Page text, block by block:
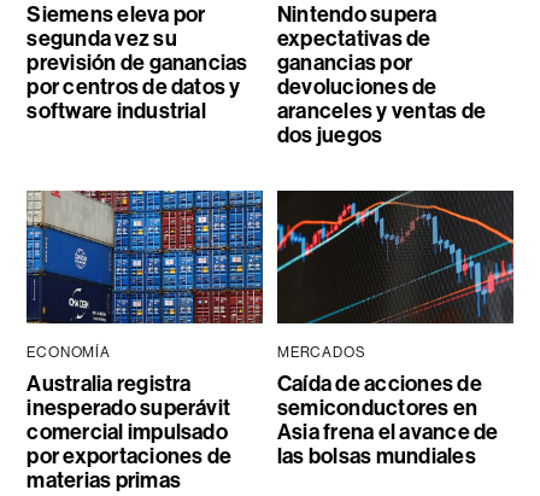
Siemens eleva por
segunda vez su
previsión de ganancias
por centros de datos y
software industrial
Nintendo supera
expectativas de
ganancias por
devoluciones de
aranceles y ventas de
dos juegos
ECONOMÍA
Australia registra
inesperado superávit
comercial impulsado
por exportaciones de
materias primas
MERCADOS
Caída de acciones de
semiconductores en
Asia frena el avance de
las bolsas mundiales